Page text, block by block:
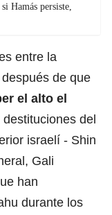
Hamás persiste,
entre la
de que
el alto el
del
israelí - Shin
Gali
han
durante los